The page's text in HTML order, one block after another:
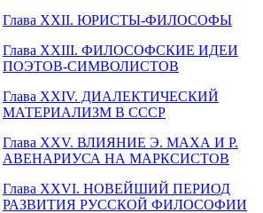
Глава XXII. ЮРИСТЫ-ФИЛОСОФЫ
Глава XXIII. ФИЛОСОФСКИЕ ИДЕИ
ПОЭТОВ-СИМВОЛИСТОВ
Глава XXIV. ДИАЛЕКТИЧЕСКИЙ
МАТЕРИАЛИЗМ В СССР
Глава XXV. ВЛИЯНИЕ Э. МАХА И Р.
АВЕНАРИУСА НА МАРКСИСТОВ
Глава XXVI. НОВЕЙШИЙ ПЕРИОД
РАЗВИТИЯ РУССКОЙ ФИЛОСОФИИ